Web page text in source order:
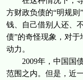
方财政负债的“明规
钱、自己借别人还、
债”的奇怪现象，对
动力。
2009年，中国国债
范围之内。但是，近